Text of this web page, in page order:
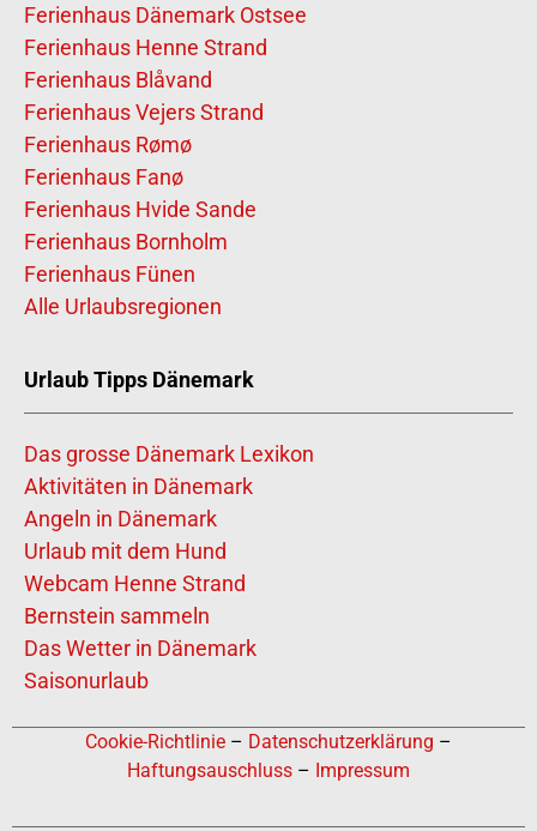
Ferienhaus Dänemark Ostsee
Ferienhaus Henne Strand
Ferienhaus Blåvand
Ferienhaus Vejers Strand
Ferienhaus Rømø
Ferienhaus Fanø
Ferienhaus Hvide Sande
Ferienhaus Bornholm
Ferienhaus Fünen
Alle Urlaubsregionen
Urlaub Tipps Dänemark
Das grosse Dänemark Lexikon
Aktivitäten in Dänemark
Angeln in Dänemark
Urlaub mit dem Hund
Webcam Henne Strand
Bernstein sammeln
Das Wetter in Dänemark
Saisonurlaub
Cookie-Richtlinie – Datenschutzerklärung –
Haftungsauschluss – Impressum